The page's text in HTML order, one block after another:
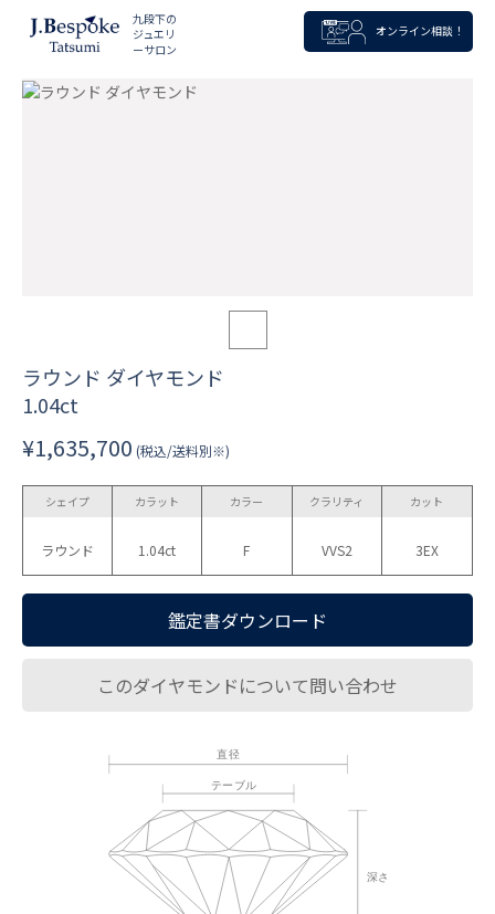
九段下の
ジュエリ
ーサロン
オンライン相談！
ラウンド ダイヤモンド
1.04ct
¥1,635,700 (税込/送料別※)
シェイプ
ラウンド
カラット
1.04ct
カラー
F
クラリティ
VVS2
カット
3EX
鑑定書ダウンロード
このダイヤモンドについて問い合わせ